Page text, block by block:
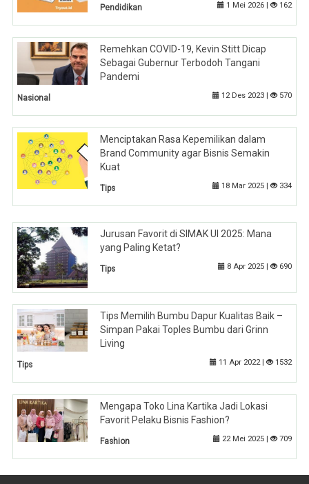
Pendidikan 1 Mei 2026 | 162
Remehkan COVID-19, Kevin Stitt Dicap
Sebagai Gubernur Terbodoh Tangani
Pandemi
Nasional 12 Des 2023 | 570
Menciptakan Rasa Kepemilikan dalam
Brand Community agar Bisnis Semakin
Kuat
Tips 18 Mar 2025 | 334
Jurusan Favorit di SIMAK UI 2025: Mana
yang Paling Ketat?
Tips 8 Apr 2025 | 690
Tips Memilih Bumbu Dapur Kualitas Baik –
Simpan Pakai Toples Bumbu dari Grinn
Living
Tips 11 Apr 2022 | 1532
Mengapa Toko Lina Kartika Jadi Lokasi
Favorit Pelaku Bisnis Fashion?
Fashion 22 Mei 2025 | 709